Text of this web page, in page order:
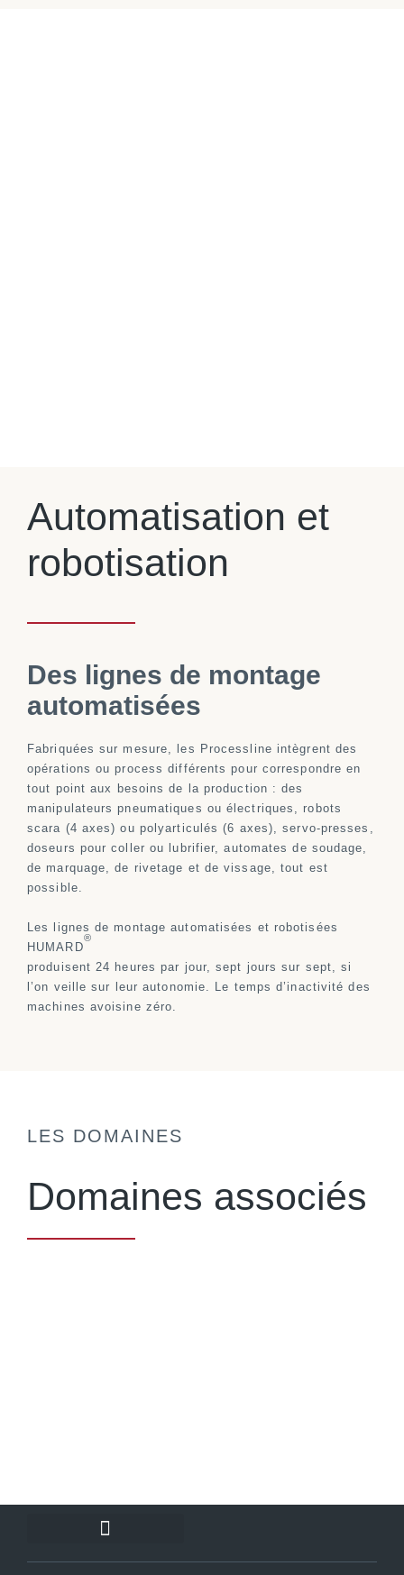
Automatisation et
robotisation
Des lignes de montage
automatisées
Fabriquées sur mesure, les Processline intègrent des
opérations ou process différents pour correspondre en
tout point aux besoins de la production : des
manipulateurs pneumatiques ou électriques, robots
scara (4 axes) ou polyarticulés (6 axes), servo-presses,
doseurs pour coller ou lubrifier, automates de soudage,
de marquage, de rivetage et de vissage, tout est
possible.
Les lignes de montage automatisées et robotisées
HUMARD
®
produisent 24 heures par jour, sept jours sur sept, si
l’on veille sur leur autonomie. Le temps d’inactivité des
machines avoisine zéro.
LES DOMAINES
Domaines associés